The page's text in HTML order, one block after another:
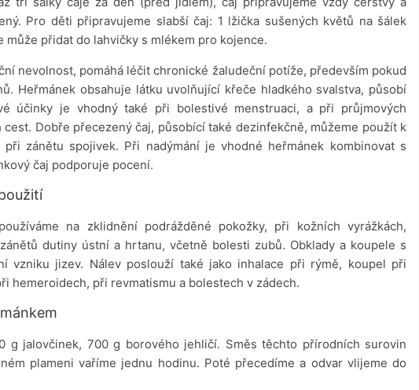
Pro děti připravujeme slabší čaj: 1 lžička sušených květů na šálek
může přidat do lahvičky s mlékem pro kojence.
nevolnost, pomáhá léčit chronické žaludeční potíže, především pokud
Heřmánek obsahuje látku uvolňující křeče hladkého svalstva, působí
účinky je vhodný také při bolestivé menstruaci, a při průjmových
Dobře přecezený čaj, působící také dezinfekčně, můžeme použít k
zánětu spojivek. Při nadýmání je vhodné heřmánek kombinovat s
čaj podporuje pocení.
na zklidnění podrážděné pokožky, při kožních vyrážkách,
dutiny ústní a hrtanu, včetně bolesti zubů. Obklady a koupele s
vzniku jizev. Nálev poslouží také jako inhalace při rýmě, koupel při
hemeroidech, při revmatismu a bolestech v zádech.
g jalovčinek, 700 g borového jehličí. Směs těchto přírodních surovin
plameni vaříme jednu hodinu. Poté přecedíme a odvar vlijeme do